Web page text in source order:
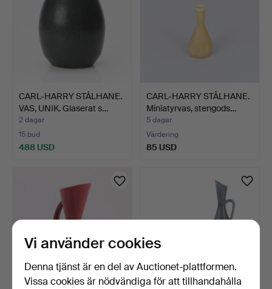
CARL-HARRY STÅLHANE.
VAS, UNIK. Glaserat s…
2 dagar
15 bud
488 USD
CARL-HARRY STÅLHANE.
Miniatyrvas, stengods…
5 dagar
Värdering
85 USD
Vi använder cookies
Denna tjänst är en del av Auctionet-plattformen.
Vissa cookies är nödvändiga för att tillhandahålla